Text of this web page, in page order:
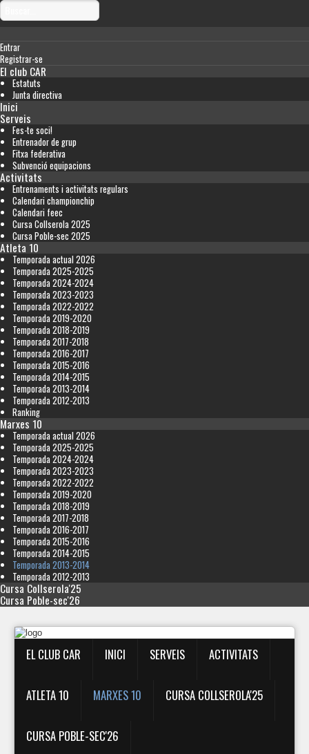
Entrar
Registrar-se
El club CAR
Estatuts
Junta directiva
Inici
Serveis
Fes-te soci!
Entrenador de grup
Fitxa federativa
Subvenció equipacions
Activitats
Entrenaments i activitats regulars
Calendari championchip
Calendari feec
Cursa Collserola 2025
Cursa Poble-sec 2025
Atleta 10
Temporada actual 2026
Temporada 2025-2025
Temporada 2024-2024
Temporada 2023-2023
Temporada 2022-2022
Temporada 2019-2020
Temporada 2018-2019
Temporada 2017-2018
Temporada 2016-2017
Temporada 2015-2016
Temporada 2014-2015
Temporada 2013-2014
Temporada 2012-2013
Ranking
Marxes 10
Temporada actual 2026
Temporada 2025-2025
Temporada 2024-2024
Temporada 2023-2023
Temporada 2022-2022
Temporada 2019-2020
Temporada 2018-2019
Temporada 2017-2018
Temporada 2016-2017
Temporada 2015-2016
Temporada 2014-2015
Temporada 2013-2014
Temporada 2012-2013
Cursa Collserola'25
Cursa Poble-sec'26
EL CLUB CAR INICI SERVEIS ACTIVITATS
ATLETA 10 MARXES 10 CURSA COLLSEROLA'25
CURSA POBLE-SEC'26